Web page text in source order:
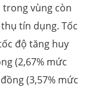
vùng còn
tín dụng. Tốc
độ tăng huy
(2,67% mức
(3,57% mức